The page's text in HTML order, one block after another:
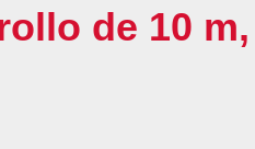
de 10